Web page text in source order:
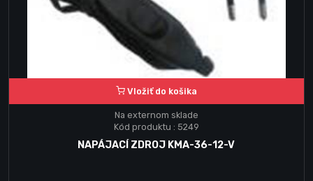
Vložiť do košika
Na externom sklade
Kód produktu : 5249
NAPÁJACÍ ZDROJ KMA-36-12-V